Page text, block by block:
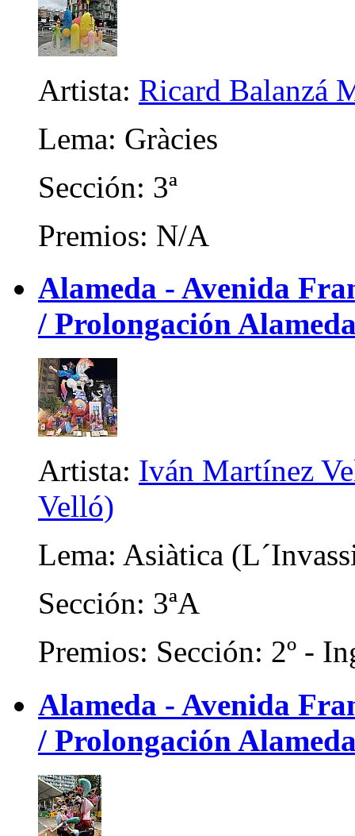
Artista: Ricard Balanzá
Lema: Gràcies
Sección: 3ª
Premios: N/A
Alameda - Avenida
/ Prolongación
Artista: Iván Martínez
Velló)
Lema: Asiàtica
Sección: 3ªA
Premios: Sección: 2º -
Alameda - Avenida
/ Prolongación